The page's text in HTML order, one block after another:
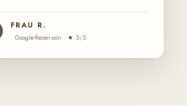
FRAU R.
· Google-Rezension · ★ 5/5